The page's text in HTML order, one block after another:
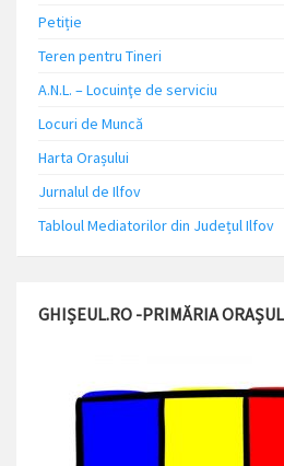
Petiție
Teren pentru Tineri
A.N.L. – Locuinţe de serviciu
Locuri de Muncă
Harta Orașului
Jurnalul de Ilfov
Tabloul Mediatorilor din Județul Ilfov
GHIȘEUL.RO -PRIMĂRIA